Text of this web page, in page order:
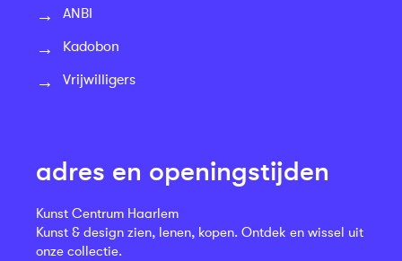
ANBI
Kadobon
Vrijwilligers
adres en openingstijden
Kunst Centrum Haarlem
Kunst & design zien, lenen, kopen. Ontdek en wissel uit
onze collectie.